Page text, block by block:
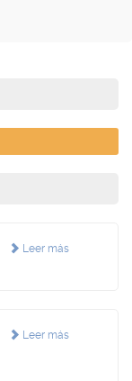
Leer más
Leer más